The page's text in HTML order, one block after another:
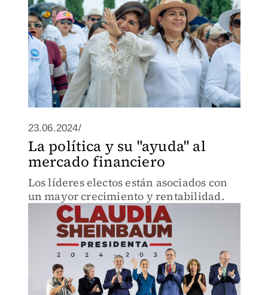
23.06.2024/
La política y su "ayuda" al
mercado financiero
Los líderes electos están asociados con
un mayor crecimiento y rentabilidad.